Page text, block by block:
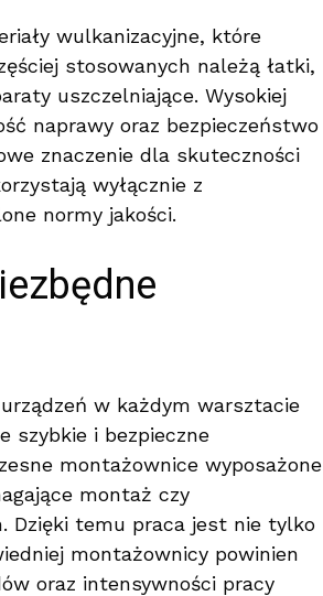
wulkanizacyjne, które
stosowanych należą łatki,
uszczelniające. Wysokiej
naprawy oraz bezpieczeństwo
znaczenie dla skuteczności
wyłącznie z
normy jakości.
w każdym warsztacie
szybkie i bezpieczne
montażownice wyposażone
montaż czy
Dzięki temu praca jest nie tylko
montażownicy powinien
oraz intensywności pracy